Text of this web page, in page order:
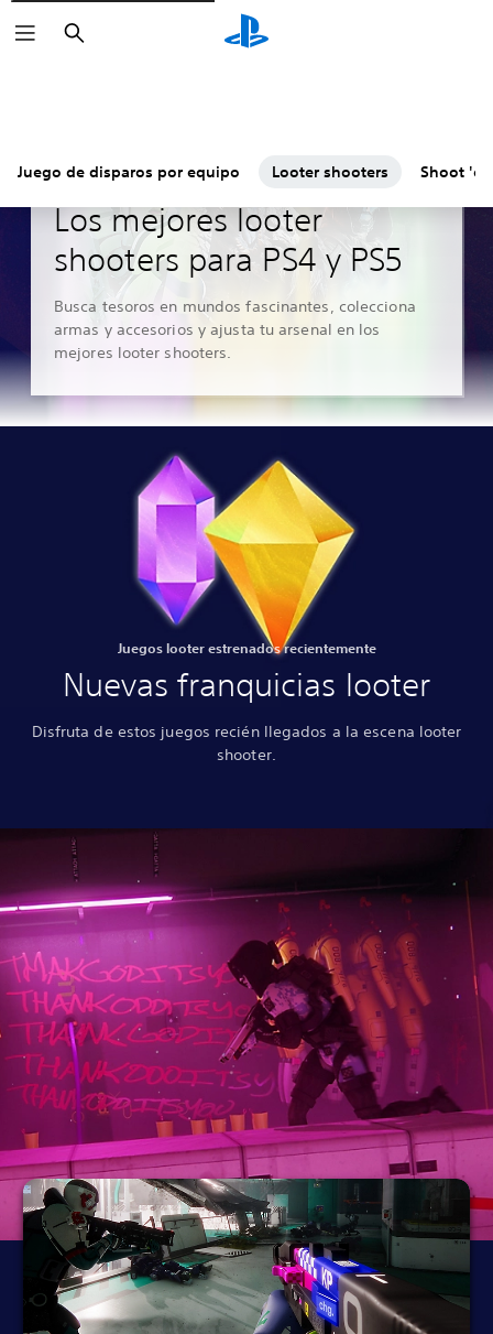
Buscar
Juego de disparos por equipo Looter shooters Shoot
Guías y editoriales
Los mejores looter
shooters para PS4 y PS5
Busca tesoros en mundos fascinantes, colecciona
armas y accesorios y ajusta tu arsenal en los
mejores looter shooters.
Juegos looter estrenados recientemente
Nuevas franquicias looter
Disfruta de estos juegos recién llegados a la escena looter
shooter.